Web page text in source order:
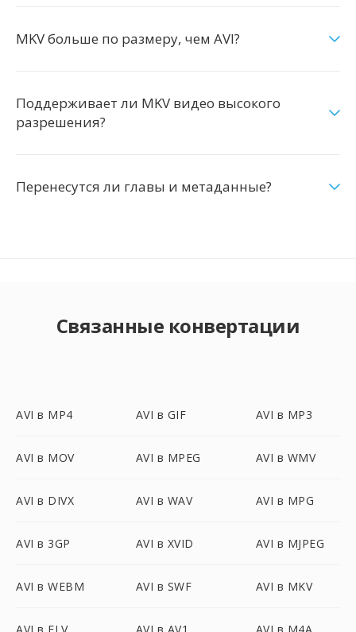
MKV больше по размеру, чем AVI?
Поддерживает ли MKV видео высокого
разрешения?
Перенесутся ли главы и метаданные?
Связанные конвертации
AVI в MP4 AVI в GIF AVI в MP3
AVI в MOV AVI в MPEG AVI в WMV
AVI в DIVX AVI в WAV AVI в MPG
AVI в 3GP AVI в XVID AVI в MJPEG
AVI в WEBM AVI в SWF AVI в MKV